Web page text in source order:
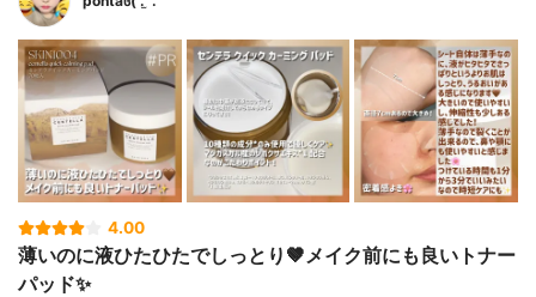
4.00
薄いのに液ひたひたでしっとり🤎メイク前にも良いトナー
パッド✨️